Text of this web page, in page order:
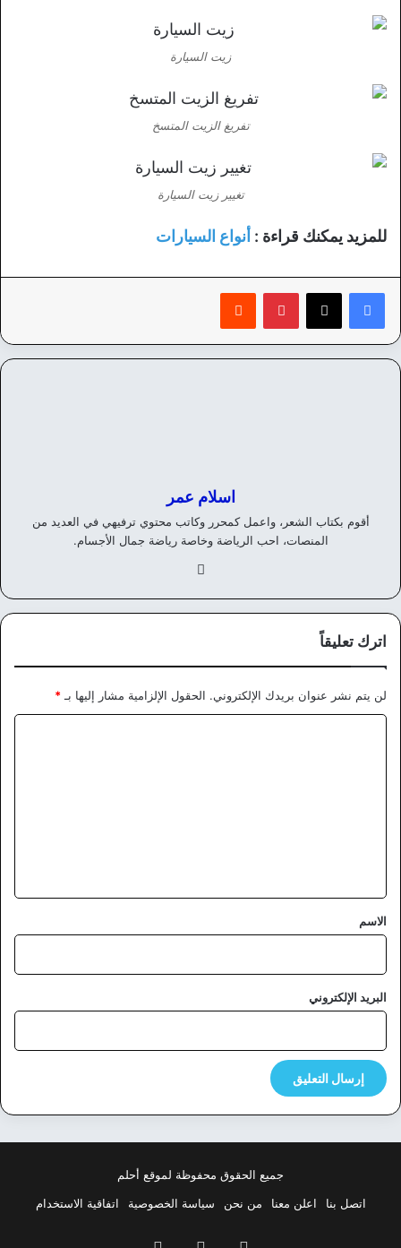
زيت السيارة
تفريغ الزيت المتسخ
تغيير زيت السيارة
للمزيد يمكنك قراءة : أنواع السيارات
بينتيريست
اسلام عمر
أقوم بكتاب الشعر، واعمل كمحرر وكاتب محتوي ترفيهي في العديد من
المنصات، احب الرياضة وخاصة رياضة جمال الأجسام.
وك
اترك تعليقاً
لن يتم نشر عنوان بريدك الإلكتروني. الحقول الإلزامية مشار إليها بـ *
*
الاسم
البريد الإلكتروني
جميع الحقوق محفوظة لموقع أحلم
اتصل بنا
اعلن معنا من نحن سياسة الخصوصية اتفاقية الاستخدام